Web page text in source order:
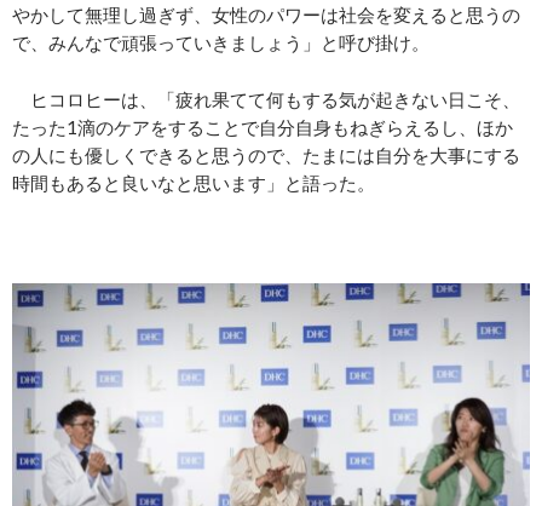
やかして無理し過ぎず、女性のパワーは社会を変えると思うの
で、みんなで頑張っていきましょう」と呼び掛け。
ヒコロヒーは、「疲れ果てて何もする気が起きない日こそ、
たった1滴のケアをすることで自分自身もねぎらえるし、ほか
の人にも優しくできると思うので、たまには自分を大事にする
時間もあると良いなと思います」と語った。